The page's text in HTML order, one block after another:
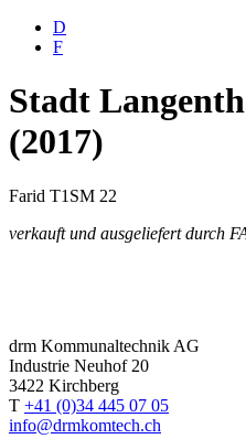
D
F
Stadt
(2017)
Farid T1SM 22
verkauft und ausgeliefert durch
drm Kommunaltechnik AG
Industrie Neuhof 20
3422 Kirchberg
T +41 (0)34 445 07 05
info@drmkomtech.ch